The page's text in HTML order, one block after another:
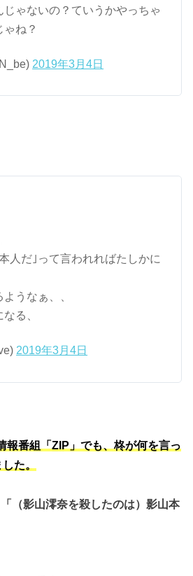
じゃないの？ていうかやっちゃ
ね？
2019年3月4日
人だ｣って言われればたしかに
うなぁ、、
る、
2019年3月4日
報番組「ZIP」でも、柊が何を言っ
た。
「（影山澪奈を殺したのは）影山本